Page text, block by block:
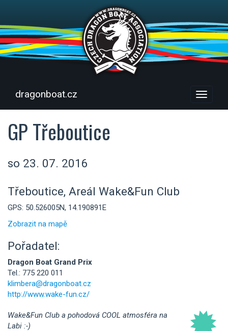
Menu
dragonboat.cz
GP Třeboutice
so 23. 07. 2016
Třeboutice, Areál Wake&Fun Club
GPS: 50.526005N, 14.190891E
Zobrazit na mapě
Pořadatel:
Dragon Boat Grand Prix
Tel.: 775 220 011
klimbera@dragonboat.cz
http://www.wake-fun.cz/
Wake&Fun Club a pohodová COOL atmosféra na
Labi :-)